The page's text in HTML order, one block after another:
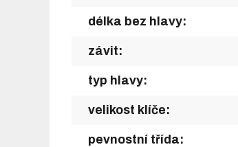
délka bez hlavy:
závit:
typ hlavy:
velikost klíče:
pevnostní třída: